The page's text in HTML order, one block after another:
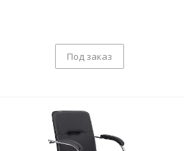
Под заказ